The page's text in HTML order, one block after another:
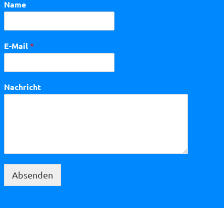
Name
E-Mail *
Nachricht
Absenden